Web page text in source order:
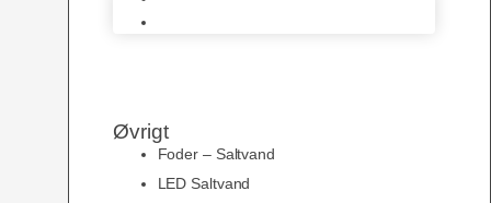
Øvrigt
Foder – Saltvand
LED Saltvand